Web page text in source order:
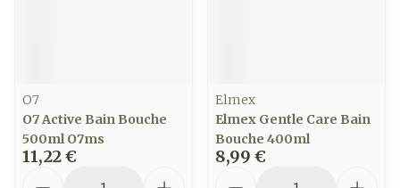
O7
O7 Active Bain Bouche
500ml O7ms
11,22 €
Elmex
Elmex Gentle Care Bain
Bouche 400ml
8,99 €